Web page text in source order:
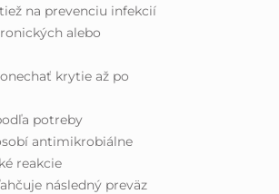
na prevenciu infekcií
alebo
krytie až po
potreby
antimikrobiálne
reakcie
následný preväz